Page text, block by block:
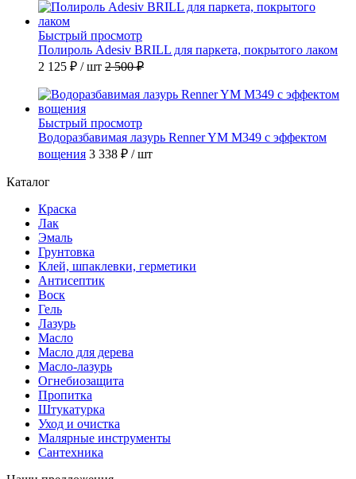
Быстрый просмотр
Полироль Adesiv BRILL для паркета, покрытого лаком
2 125 ₽ / шт 2 500 ₽
Быстрый просмотр
Водоразбавимая лазурь Renner YM M349 с эффектом
вощения 3 338 ₽ / шт
Каталог
Краска
Лак
Эмаль
Грунтовка
Клей, шпаклевки, герметики
Антисептик
Воск
Гель
Лазурь
Масло
Масло для дерева
Масло-лазурь
Огнебиозащита
Пропитка
Штукатурка
Уход и очистка
Малярные инструменты
Сантехника